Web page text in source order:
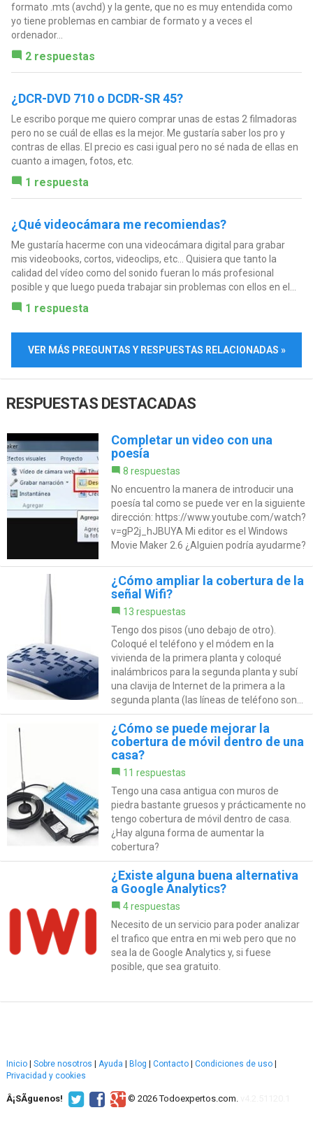
formato .mts (avchd) y la gente, que no es muy entendida como
yo tiene problemas en cambiar de formato y a veces el
ordenador...
2 respuestas
¿DCR-DVD 710 o DCDR-SR 45?
Le escribo porque me quiero comprar unas de estas 2 filmadoras
pero no se cuál de ellas es la mejor. Me gustaría saber los pro y
contras de ellas. El precio es casi igual pero no sé nada de ellas en
cuanto a imagen, fotos, etc.
1 respuesta
¿Qué videocámara me recomiendas?
Me gustaría hacerme con una videocámara digital para grabar
mis videobooks, cortos, videoclips, etc... Quisiera que tanto la
calidad del vídeo como del sonido fueran lo más profesional
posible y que luego pueda trabajar sin problemas con ellos en el...
1 respuesta
VER MÁS PREGUNTAS Y RESPUESTAS RELACIONADAS »
RESPUESTAS DESTACADAS
Completar un video con una
poesía
8 respuestas
No encuentro la manera de introducir una
poesía tal como se puede ver en la siguiente
dirección: https://www.youtube.com/watch?
v=gP2j_hJBUYA Mi editor es el Windows
Movie Maker 2.6 ¿Alguien podría ayudarme?
¿Cómo ampliar la cobertura de la
señal Wifi?
13 respuestas
Tengo dos pisos (uno debajo de otro).
Coloqué el teléfono y el módem en la
vivienda de la primera planta y coloqué
inalámbricos para la segunda planta y subí
una clavija de Internet de la primera a la
segunda planta (las líneas de teléfono son...
¿Cómo se puede mejorar la
cobertura de móvil dentro de una
casa?
11 respuestas
Tengo una casa antigua con muros de
piedra bastante gruesos y prácticamente no
tengo cobertura de móvil dentro de casa.
¿Hay alguna forma de aumentar la
cobertura?
¿Existe alguna buena alternativa
a Google Analytics?
4 respuestas
Necesito de un servicio para poder analizar
el trafico que entra en mi web pero que no
sea la de Google Analytics y, si fuese
posible, que sea gratuito.
Inicio | Sobre nosotros | Ayuda | Blog | Contacto | Condiciones de uso |
Privacidad y cookies
Â¡SÃ­guenos! © 2026 Todoexpertos.com.